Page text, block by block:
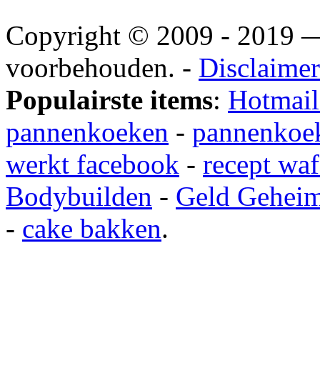
Copyright © 2009 - 2019
voorbehouden. - Disclaimer
Populairste items:
pannenkoeken -
werkt facebook - recept
Bodybuilden - Geld
- cake bakken.